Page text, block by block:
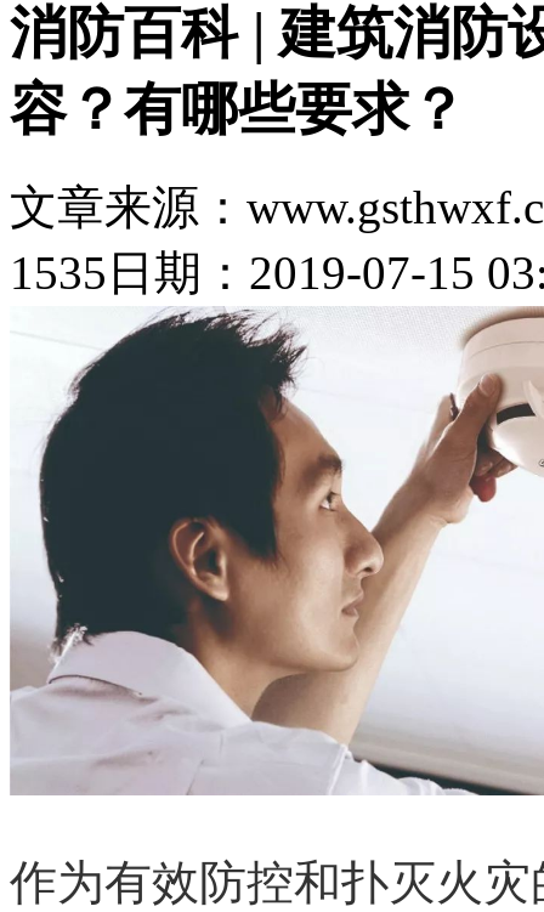
消防百科 | 建筑消防
容？有哪些要求？
文章来源：
1535 日期：2019-07-15
作为有效防控和扑灭火